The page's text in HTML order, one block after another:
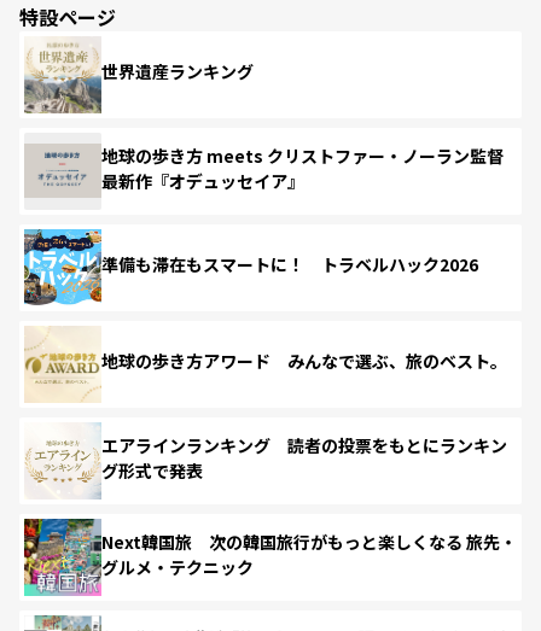
特設ページ
世界遺産ランキング
地球の歩き方 meets クリストファー・ノーラン監督
最新作『オデュッセイア』
準備も滞在もスマートに！ トラベルハック2026
地球の歩き方アワード みんなで選ぶ、旅のベスト。
エアラインランキング 読者の投票をもとにランキン
グ形式で発表
Next韓国旅 次の韓国旅行がもっと楽しくなる 旅先・
グルメ・テクニック